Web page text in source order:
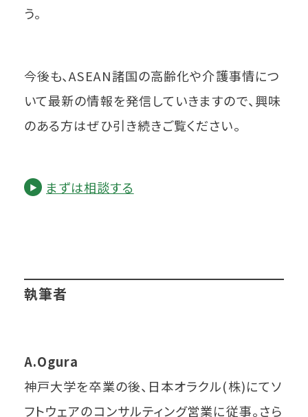
う。
今後も、ASEAN諸国の高齢化や介護事情につ
いて最新の情報を発信していきますので、興味
のある方はぜひ引き続きご覧ください。
まずは相談する
執筆者
A.Ogura
神戸大学を卒業の後、日本オラクル(株)にてソ
フトウェアのコンサルティング営業に従事。さら